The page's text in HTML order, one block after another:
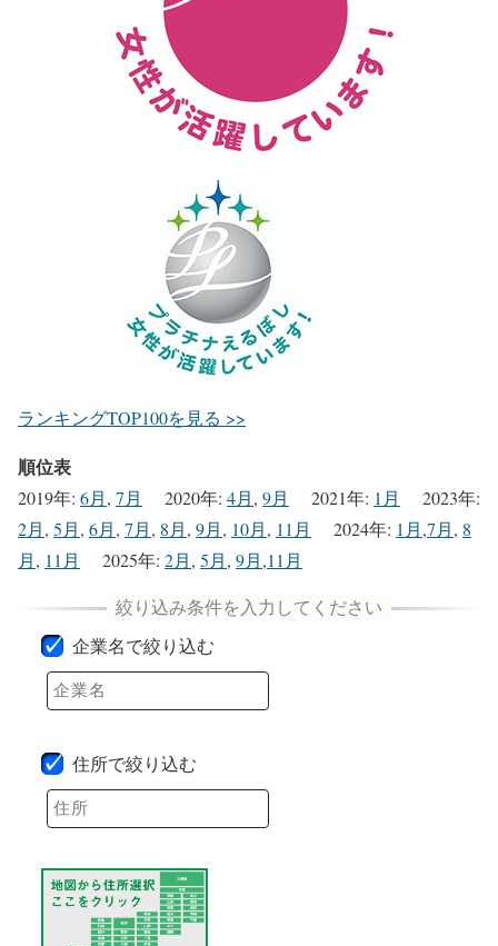
ランキングTOP100を見る >>
順位表
2019年: 6月, 7月 2020年: 4月, 9月 2021年: 1月 2023年:
2月, 5月, 6月, 7月, 8月, 9月, 10月, 11月 2024年: 1月,7月, 8
月, 11月 2025年: 2月, 5月, 9月,11月
企業名で絞り込む
住所で絞り込む